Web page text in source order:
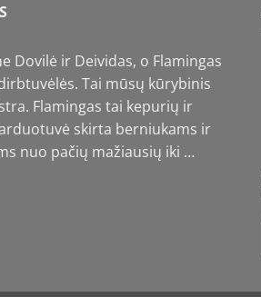
Dovilė ir Deividas, o Flamingas
Tai mūsų kūrybinis
Flamingas tai kepurių ir
skirta berniukams ir
nuo pačių mažiausių iki …